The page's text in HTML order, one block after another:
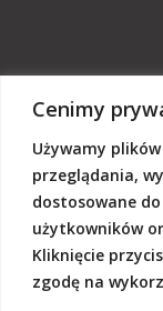
Cenimy
Używamy
przeglądania,
dostosowane
użytkowników
Kliknięcie
zgodę na
„Akcent” jest
budżetowych oraz
Wschodnia
Nr
(z dopiskiem:
Fundacji